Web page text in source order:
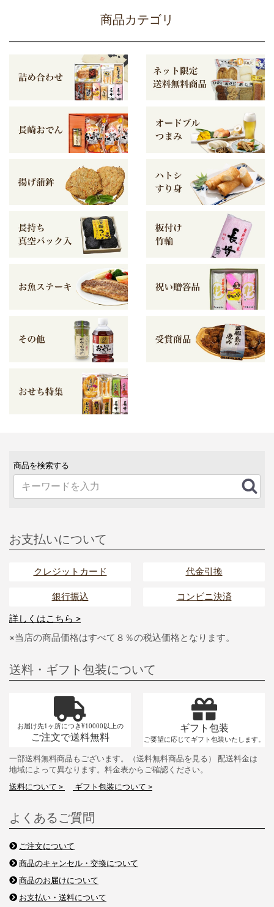
商品カテゴリ
商品を検索する
お支払いについて
クレジットカード 代金引換
銀行振込 コンビニ決済
詳しくはこちら >
※当店の商品価格はすべて８％の税込価格となります。
送料・ギフト包装について
お届け先1ヶ所につき¥10000以上の
ご注文で送料無料
ギフト包装
ご要望に応じてギフト包装いたします。
一部送料無料商品もございます。（送料無料商品を見る） 配送料金は
地域によって異なります。料金表からご確認ください。
送料について >
ギフト包装について >
よくあるご質問
ご注文について
商品のキャンセル・交換について
商品のお届けについて
お支払い・送料について